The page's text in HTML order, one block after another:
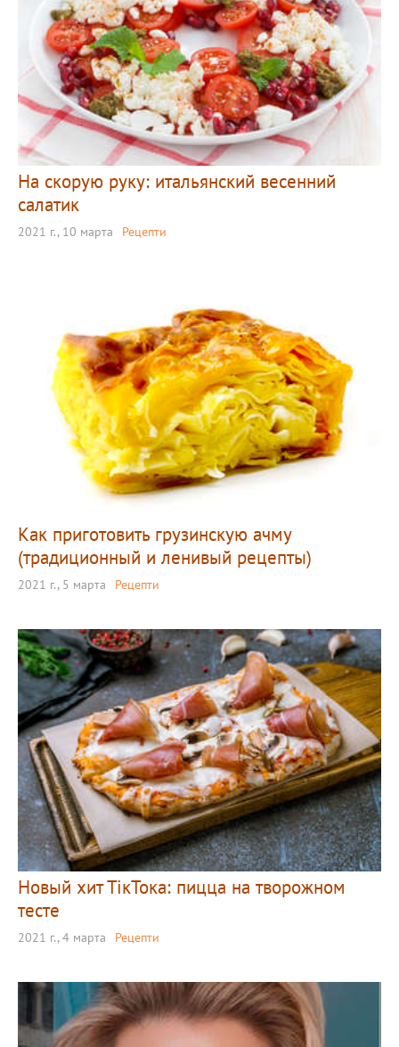
На скорую руку: итальянский весенний
салатик
2021 г., 10 марта Рецепти
Как приготовить грузинскую ачму
(традиционный и ленивый рецепты)
2021 г., 5 марта Рецепти
Новый хит ТікТока: пицца на творожном
тесте
2021 г., 4 марта Рецепти